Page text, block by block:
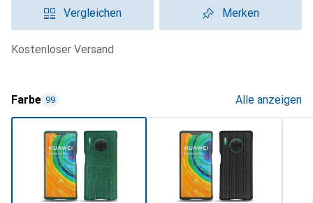
Vergleichen Merken
kostenloser Versand
Farbe 99 Alle anzeigen